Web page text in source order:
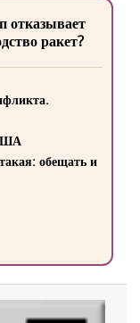
отказывает
ракет?
обещать и